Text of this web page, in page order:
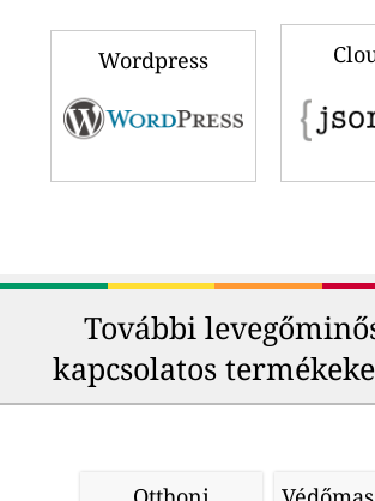
Wordpress
További
kapcsolatos